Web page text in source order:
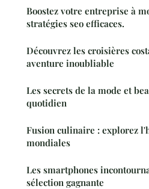
Boostez votre entreprise à
stratégies seo efficaces.
Découvrez les croisières
aventure inoubliable
Les secrets de la mode et
quotidien
Fusion culinaire : explorez
mondiales
Les smartphones
sélection gagnante